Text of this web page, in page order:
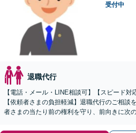
受付中
退職代行
【電話・メール・LINE相談可】【スピード対
【依頼者さまの負担軽減】退職代行のご相談
者さまの当たり前の権利を守り、前向きに次